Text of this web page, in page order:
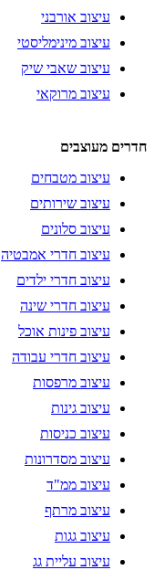
עיצוב אורבני
עיצוב מינימליסטי
עיצוב שאבי שיק
עיצוב מרוקאי
חדרים מעוצבים
עיצוב מטבחים
עיצוב שירותים
עיצוב סלונים
עיצוב חדרי אמבטיה
עיצוב חדרי ילדים
עיצוב חדרי שינה
עיצוב פינות אוכל
עיצוב חדרי עבודה
עיצוב מרפסות
עיצוב גינות
עיצוב כניסות
עיצוב מסדרונות
עיצוב ממ"ד
עיצוב מרתף
עיצוב גגות
עיצוב עליית גג